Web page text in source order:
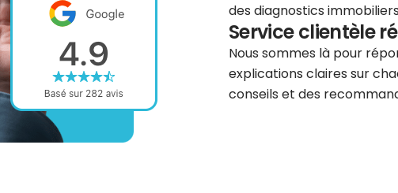
des diagnostics
Service clientèle
Nous sommes là pour
explications claires sur
conseils et des